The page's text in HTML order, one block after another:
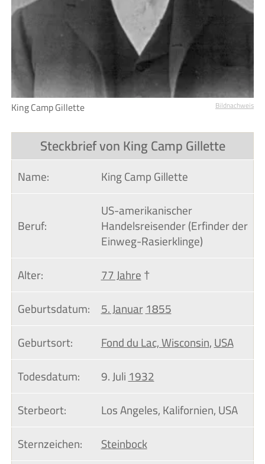
King Camp Gillette Bildnachweis
Steckbrief von King Camp Gillette
Name: King Camp Gillette
Beruf:
US-amerikanischer
Handelsreisender (Erfinder der
Einweg-Rasierklinge)
Alter:
77 Jahre†
Geburtsdatum: 5. Januar1855
Geburtsort:
Fond du Lac, Wisconsin,USA
Todesdatum:
9. Juli1932
Sterbeort:
Los Angeles, Kalifornien, USA
Sternzeichen:
Steinbock